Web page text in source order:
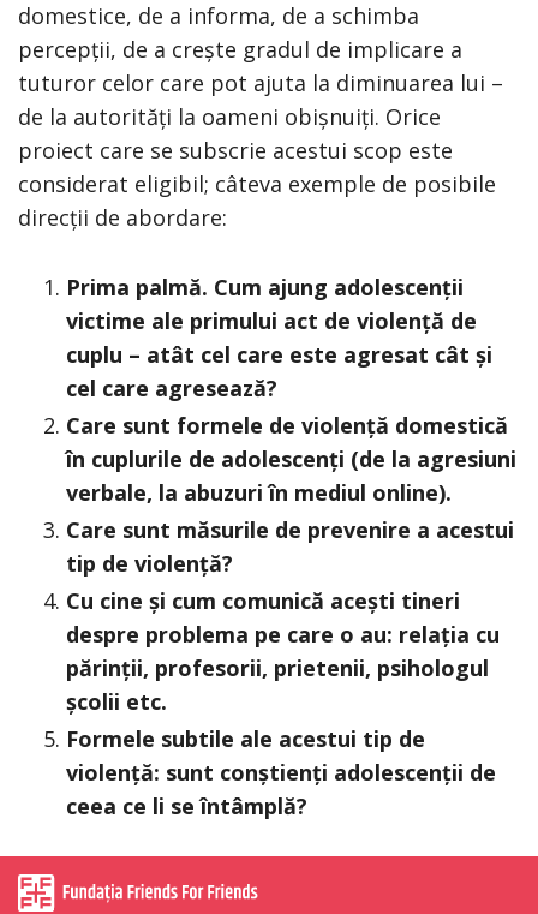
domestice, de a informa, de a schimba
percepții, de a crește gradul de implicare a
tuturor celor care pot ajuta la diminuarea lui –
de la autorități la oameni obișnuiți. Orice
proiect care se subscrie acestui scop este
considerat eligibil; câteva exemple de posibile
direcții de abordare:
Prima palmă. Cum ajung adolescenții
victime ale primului act de violență de
cuplu – atât cel care este agresat cât și
cel care agresează?
Care sunt formele de violență domestică
în cuplurile de adolescenți (de la agresiuni
verbale, la abuzuri în mediul online).
Care sunt măsurile de prevenire a acestui
tip de violență?
Cu cine și cum comunică acești tineri
despre problema pe care o au: relația cu
părinții, profesorii, prietenii, psihologul
școlii etc.
Formele subtile ale acestui tip de
violență: sunt conștienți adolescenții de
ceea ce li se întâmplă?